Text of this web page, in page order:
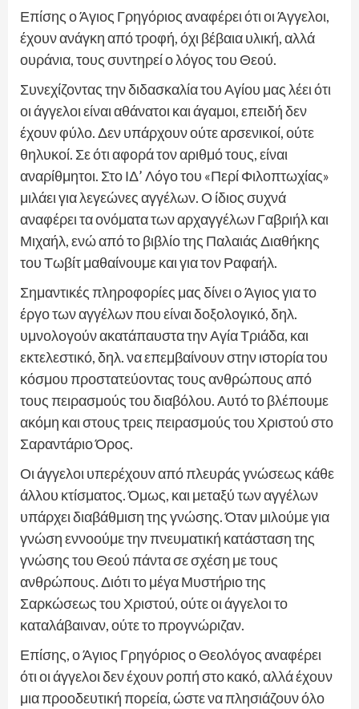
Επίσης ο Άγιος Γρηγόριος αναφέρει ότι οι Άγγελοι,
έχουν ανάγκη από τροφή, όχι βέβαια υλική, αλλά
ουράνια, τους συντηρεί ο λόγος του Θεού.
Συνεχίζοντας την διδασκαλία του Αγίου μας λέει ότι
οι άγγελοι είναι αθάνατοι και άγαμοι, επειδή δεν
έχουν φύλο. Δεν υπάρχουν ούτε αρσενικοί, ούτε
θηλυκοί. Σε ότι αφορά τον αριθμό τους, είναι
αναρίθμητοι. Στο ΙΔ’ Λόγο του «Περί Φιλοπτωχίας»
μιλάει για λεγεώνες αγγέλων. Ο ίδιος συχνά
αναφέρει τα ονόματα των αρχαγγέλων Γαβριήλ και
Μιχαήλ, ενώ από το βιβλίο της Παλαιάς Διαθήκης
του Τωβίτ μαθαίνουμε και για τον Ραφαήλ.
Σημαντικές πληροφορίες μας δίνει ο Άγιος για το
έργο των αγγέλων που είναι δοξολογικό, δηλ.
υμνολογούν ακατάπαυστα την Αγία Τριάδα, και
εκτελεστικό, δηλ. να επεμβαίνουν στην ιστορία του
κόσμου προστατεύοντας τους ανθρώπους από
τους πειρασμούς του διαβόλου. Αυτό το βλέπουμε
ακόμη και στους τρεις πειρασμούς του Χριστού στο
Σαραντάριο Όρος.
Οι άγγελοι υπερέχουν από πλευράς γνώσεως κάθε
άλλου κτίσματος. Όμως, και μεταξύ των αγγέλων
υπάρχει διαβάθμιση της γνώσης. Όταν μιλούμε για
γνώση εννοούμε την πνευματική κατάσταση της
γνώσης του Θεού πάντα σε σχέση με τους
ανθρώπους. Διότι το μέγα Μυστήριο της
Σαρκώσεως του Χριστού, ούτε οι άγγελοι το
καταλάβαιναν, ούτε το προγνώριζαν.
Επίσης, ο Άγιος Γρηγόριος ο Θεολόγος αναφέρει
ότι οι άγγελοι δεν έχουν ροπή στο κακό, αλλά έχουν
μια προοδευτική πορεία, ώστε να πλησιάζουν όλο